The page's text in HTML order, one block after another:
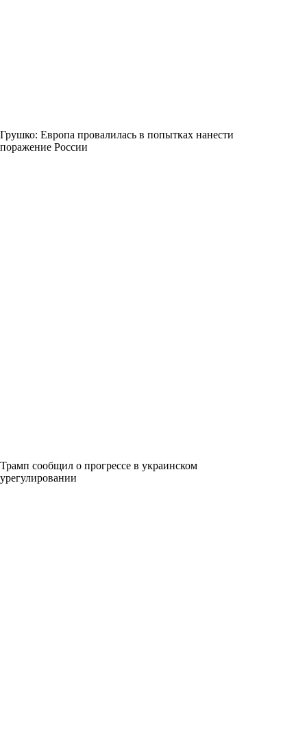
Грушко: Европа провалилась в попытках нанести
поражение России
Трамп сообщил о прогрессе в украинском
урегулировании